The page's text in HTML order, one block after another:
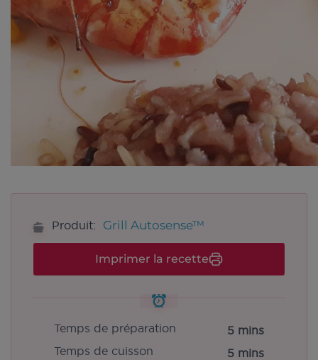
Produit: Grill Autosense™
Imprimer la recette
Temps de préparation
5 mins
Temps de cuisson
5 mins